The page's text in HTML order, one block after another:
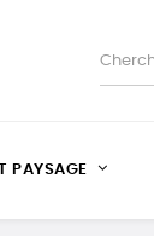
PAYSAGE